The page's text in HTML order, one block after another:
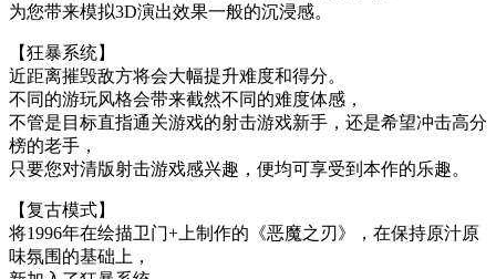
为您带来模拟3D演出效果一般的沉浸感。
【狂暴系统】
近距离摧毁敌方将会大幅提升难度和得分。
不同的游玩风格会带来截然不同的难度体感，
不管是目标直指通关游戏的射击游戏新手，还是希望冲击高分
榜的老手，
只要您对清版射击游戏感兴趣，便均可享受到本作的乐趣。
【复古模式】
将1996年在绘描卫门+上制作的《恶魔之刃》，在保持原汁原
味氛围的基础上，